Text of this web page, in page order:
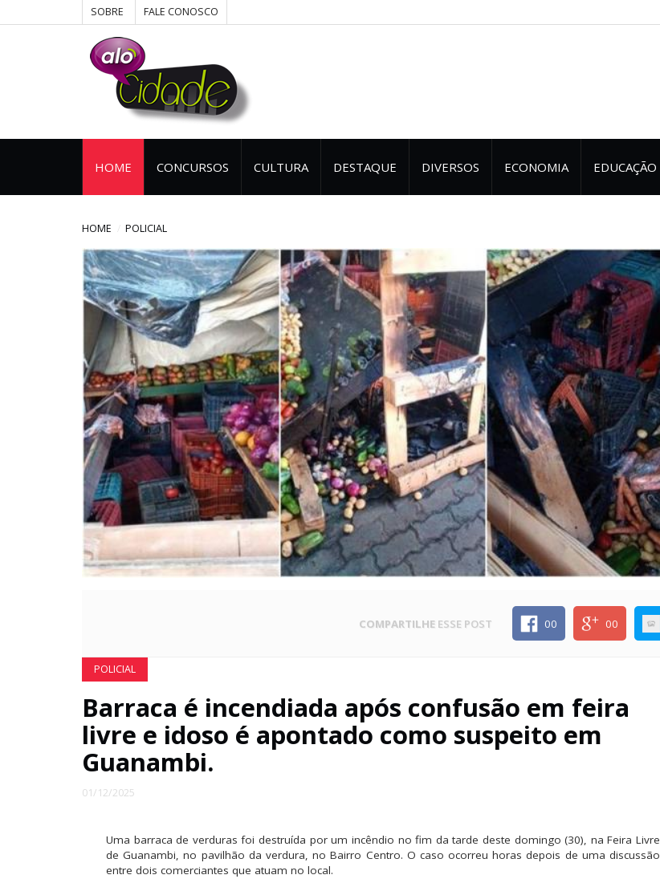
SOBRE FALE CONOSCO
HOME CONCURSOS CULTURA DESTAQUE DIVERSOS ECONOMIA EDUCAÇÃO
HOME POLICIAL
COMPARTILHE ESSE POST 00 00
POLICIAL
Barraca é incendiada após confusão em feira
livre e idoso é apontado como suspeito em
Guanambi.
01/12/2025
Uma barraca de verduras foi destruída por um incêndio no fim da tarde deste domingo (30), na Feira Livre
de Guanambi, no pavilhão da verdura, no Bairro Centro. O caso ocorreu horas depois de uma discussão
entre dois comerciantes que atuam no local.